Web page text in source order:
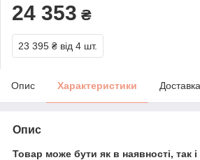
24 353 ₴
23 395 ₴ від 4 шт.
Опис Характеристики Доставка
Опис
Товар може бути як в наявності, так